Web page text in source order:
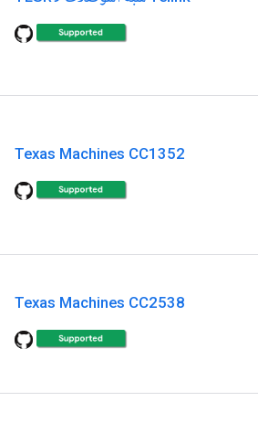
Texas Machines CC1352
Texas Machines CC2538